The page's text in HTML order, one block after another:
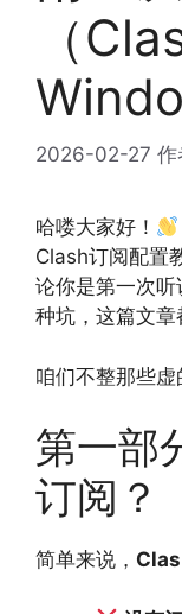
（
2026-02-27 作
哈喽大家好！
Clash订阅配置
论你是第一次
种坑，这篇文章
咱们不整那些
第一部
订阅？
简单来说，